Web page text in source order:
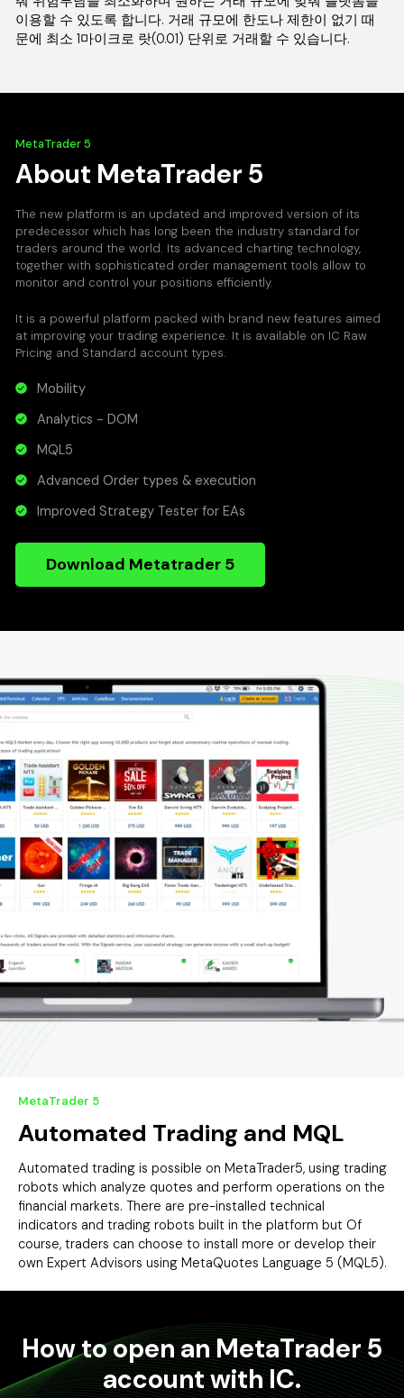
이용할 수 있도록 합니다. 거래 규모에 한도나 제한이 없기 때
문에 최소 1마이크로 랏(0.01) 단위로 거래할 수 있습니다.
MetaTrader 5
About MetaTrader 5
The new platform is an updated and improved version of its
predecessor which has long been the industry standard for
traders around the world. Its advanced charting technology,
together with sophisticated order management tools allow to
monitor and control your positions efficiently.
It is a powerful platform packed with brand new features aimed
at improving your trading experience. It is available on IC Raw
Pricing and Standard account types.
Mobility
Analytics - DOM
MQL5
Advanced Order types & execution
Improved Strategy Tester for EAs
Download Metatrader 5
MetaTrader 5
Automated Trading and MQL
Automated trading is possible on MetaTrader5, using trading
robots which analyze quotes and perform operations on the
financial markets. There are pre-installed technical
indicators and trading robots built in the platform but Of
course, traders can choose to install more or develop their
own Expert Advisors using MetaQuotes Language 5 (MQL5).
How to open an MetaTrader 5
account with IC.